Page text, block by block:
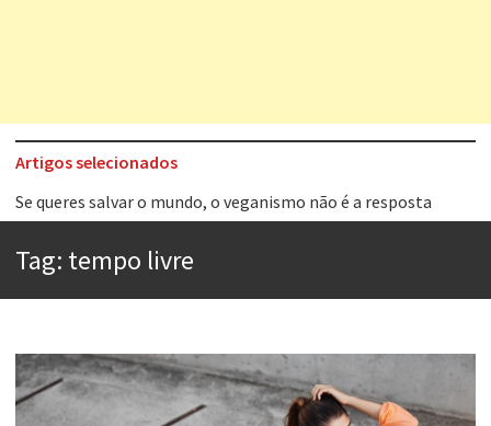
Artigos selecionados
Tem que filmar isso daí
Aprender a fracassar é o segredo do sucesso
Esse tal de Rock Gaúcho
Os causos de Jorge Luis Borges
Tag: tempo livre